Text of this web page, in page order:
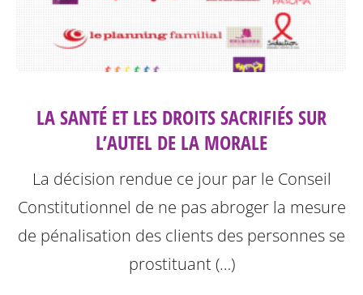
LA SANTÉ ET LES DROITS SACRIFIÉS SUR
L’AUTEL DE LA MORALE
La décision rendue ce jour par le Conseil
Constitutionnel de ne pas abroger la mesure
de pénalisation des clients des personnes se
prostituant (…)